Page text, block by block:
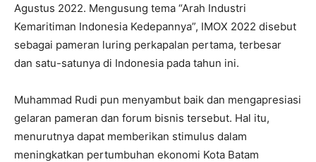
Agustus 2022. Mengusung tema “Arah Industri
Kemaritiman Indonesia Kedepannya”, IMOX 2022 disebut
sebagai pameran luring perkapalan pertama, terbesar
dan satu-satunya di Indonesia pada tahun ini.
Muhammad Rudi pun menyambut baik dan mengapresiasi
gelaran pameran dan forum bisnis tersebut. Hal itu,
menurutnya dapat memberikan stimulus dalam
meningkatkan pertumbuhan ekonomi Kota Batam